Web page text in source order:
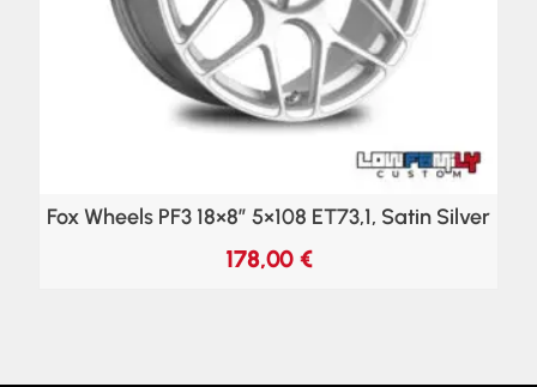
Fox Wheels PF3 18×8″ 5×108 ET73,1, Satin Silver
178,00 €